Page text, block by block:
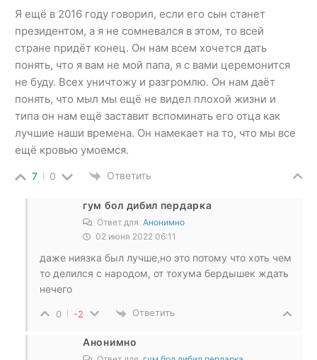
Я ещё в 2016 году говорил, если его сын станет
президентом, а я не сомневался в этом, то всей
стране придёт конец. Он нам всем хочется дать
понять, что я вам не мой папа, я с вами церемонится
не буду. Всех уничтожу и разгромлю. Он нам даёт
понять, что мыл мы ещё не видел плохой жизни и
типа он нам ещё заставит вспоминать его отца как
лучшие наши времена. Он намекает на то, что мы все
ещё кровью умоемся.
7 0 Ответить
гум бол дибил пердарка
Ответ для Анонимно
02 июня 2022 06:11
даже ниязка был лучше,но это потому что хоть чем
то делился с народом, от тохума бердышек ждать
нечего
0 -2 Ответить
Анонимно